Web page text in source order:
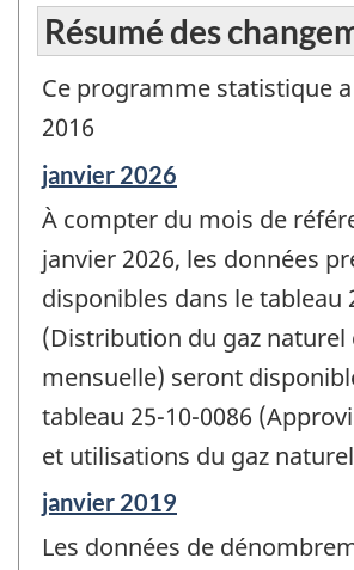
Résumé des
Ce programme statistique
2016
Période
de
référence
de
changement
-
janvier 2026
À compter du mois de
janvier 2026, les données
disponibles dans le tableau
(Distribution du gaz naturel
mensuelle) seront
tableau 25-10-0086
et utilisations du gaz
Période
référence
janvier 2019
Les données de